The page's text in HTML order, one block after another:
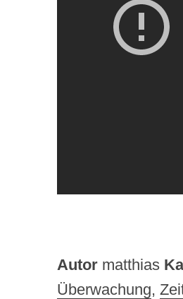
Autor matthias
Überwachung,